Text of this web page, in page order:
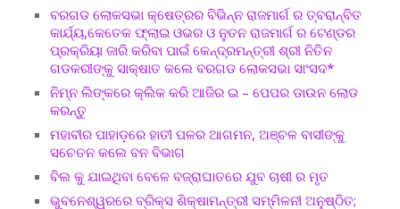
ବରଗଡ ଲୋକସଭା କ୍ଷେତ୍ରର ବିଭିନ୍ନ ରାଜମାର୍ଗ ର ତ୍ବରାନ୍ବିତ
କାର୍ଯ୍ୟ,କେତେକ ଫ୍ଲାଇ ଓଭର ଓ ନୁତନ ରାଜମାର୍ଗ ର ଟେଣ୍ଡର
ପ୍ରକ୍ରିୟା ଜାରି କରିବା ପାଇଁ କେନ୍ଦ୍ରମନ୍ତ୍ରୀ ଶ୍ରୀ ନିତିନ
ଗଡକରୀଙ୍କୁ ସାକ୍ଷାତ କଲେ ବରଗଡ ଲୋକସଭା ସାଂସଦ*
ନିମ୍ନ ଲିଙ୍କରେ କ୍ଲିକ କରି ଆଜିର ଇ – ପେପର ଡାଉନ ଲୋଡ
କରନ୍ତୁ
ମହାବୀର ପାହାଡ଼ରେ ହାତୀ ପଳର ଆଗମନ, ଅଞ୍ଚଳ ବାସୀଙ୍କୁ
ସଚେତନ କଲେ ବନ ବିଭାଗ
ବିଲ କୁ ଯାଇଥିବା ବେଳେ ବଜ୍ରାଘାତରେ ଯୁବ ଚାଷୀ ର ମୃତ
ଭୁବନେଶ୍ୱରରେ ବ୍ରିକ୍ସ ଶିକ୍ଷାମନ୍ତ୍ରୀ ସମ୍ମିଳନୀ ଅନୁଷ୍ଠିତ;